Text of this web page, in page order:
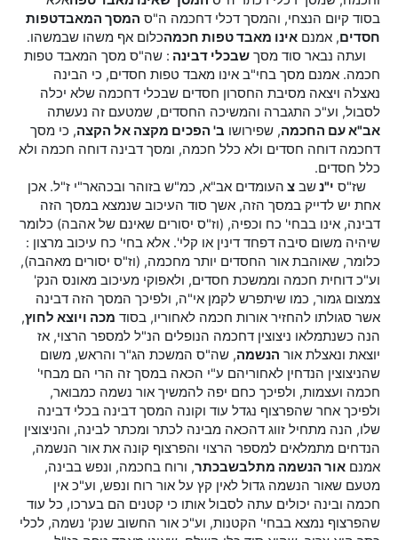
בסוד קיום הנצחי, והמסך דכלי דחכמה ה"ס המסך המאבדטפות
חסדים, אמנם אינו מאבד טפות חכמהכלום אף משהו שבמשהו.
ועתה נבאר סוד מסך שבכלי דבינה : שה"ס מסך המאבד טפות
חכמה. אמנם מסך בחי"ב אינו מאבד טפות חסדים, כי הבינה
נאצלה ויצאה מסיבת החסרון חסדים שבכלי דחכמה שלא יכלה
לסבול, וע"כ התגברה והמשיכה החסדים, שמטעם זה נעשתה
אב"א עם החכמה, שפירושו ב' הפכים מקצה אל הקצה, כי מסך
דחכמה דוחה חסדים ולא כלל חכמה, ומסך דבינה דוחה חכמה ולא
כלל חסדים.
שז"ס י"נשב צ העומדים אב"א, כמ"ש בזוהר ובכהאר"י ז"ל. אכן
אחת יש לדייק במסך הזה, אשך סוד העיכוב שנמצא במסך הזה
דבינה, אינו בבחי' כח וכפיה, (וז"ס יסורים שאינם של אהבה) כלומר
שיהיה משום סיבה דפחד דינין או קלי'. אלא בחי' כח עיכוב מרצון :
כלומר, שאוהבת אור החסדים יותר מחכמה, (וז"ס יסורים מאהבה),
וע"כ דוחית חכמה וממשכת חסדים, ולאפוקי מעיכוב מאונס הנק'
צמצום גמור, כמו שיתפרש לקמן אי"ה, ולפיכך המסך הזה דבינה
אשר סגולתו להחזיר אורות חכמה לאחוריו, בסוד מכה ויוצא לחוץ,
הנה כשנתמלאו ניצוצין דחכמה הנופלים הנ"ל למספר הרצוי, אז
יוצאת ונאצלת אור הנשמה, שה"ס המשכת הג"ר והראש, משום
שהניצוצין הנדחין לאחוריהם ע"י הכאה במסך זה הרי הם מבחי'
חכמה ועצמות, ולפיכך כחם יפה להמשיך אור נשמה כמבואר,
ולפיכך אחר שהפרצוף נגדל עוד וקונה המסך דבינה בכלי דבינה
שלו, הנה מתחיל זווג דהכאה מבינה לכתר ומכתר לבינה, והניצוצין
הנדחים מתמלאים למספר הרצוי והפרצוף קונה את אור הנשמה,
אמנם אור הנשמה מתלבשבכתר, ורוח בחכמה, ונפש בבינה,
מטעם שאור הנשמה גדול לאין קץ על אור רוח ונפש, וע"כ אין
חכמה ובינה יכולים עתה לסבול אותו כי קטנים הם בערכו, כל עוד
שהפרצוף נמצא בבחי' הקטנות, וע"כ אור החשוב שנק' נשמה, לכלי